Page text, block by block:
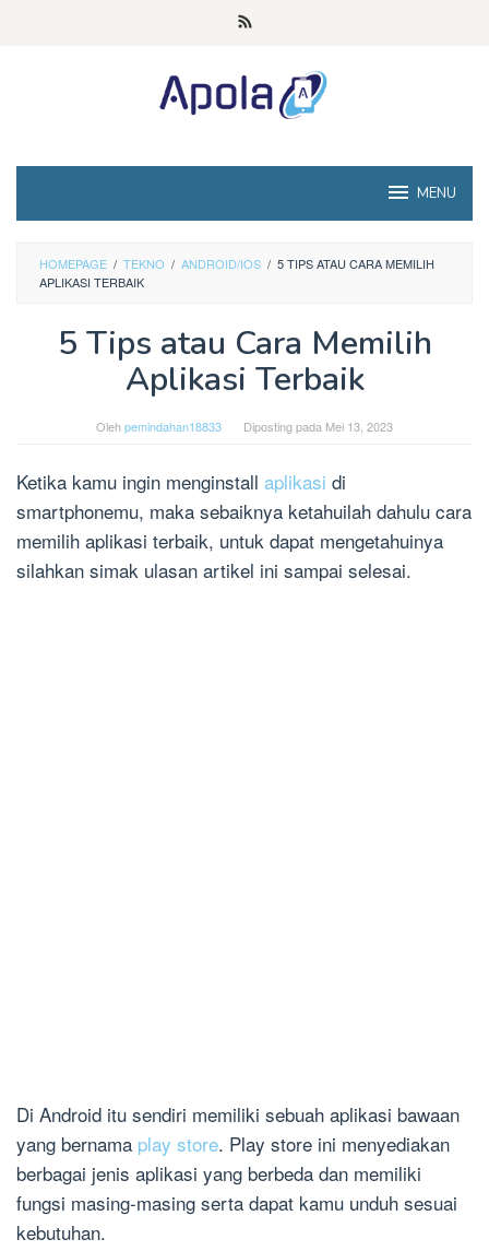
MENU
HOMEPAGE / TEKNO / ANDROID/IOS / 5 TIPS ATAU CARA MEMILIH
APLIKASI TERBAIK
5 Tips atau Cara Memilih
Aplikasi Terbaik
Olehpemindahan18833 Diposting pada Mei 13, 2023
Ketika kamu ingin menginstall aplikasi di
smartphonemu, maka sebaiknya ketahuilah dahulu cara
memilih aplikasi terbaik, untuk dapat mengetahuinya
silahkan simak ulasan artikel ini sampai selesai.
Di Android itu sendiri memiliki sebuah aplikasi bawaan
yang bernama play store. Play store ini menyediakan
berbagai jenis aplikasi yang berbeda dan memiliki
fungsi masing-masing serta dapat kamu unduh sesuai
kebutuhan.